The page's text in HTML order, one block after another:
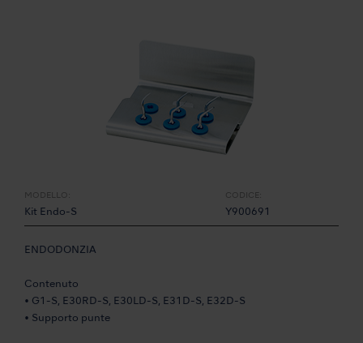
MODELLO:
Kit Endo-S
CODICE:
Y900691
ENDODONZIA
Contenuto
• G1-S, E30RD-S, E30LD-S, E31D-S, E32D-S
• Supporto punte